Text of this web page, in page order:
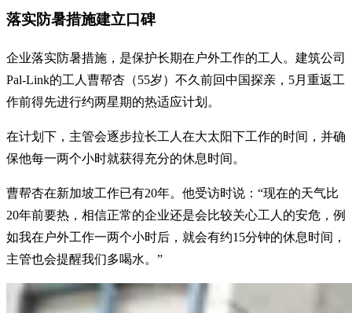
落实防暑措施建立口碑
企业落实防暑措施，是保护长期在户外工作的工人。建筑公司
Pal-Link的工人曹帮杏（55岁）不久前回中国探亲，5月重返工
作前得先进行约两星期的热适应计划。
在计划下，主管会逐步拉长工人在大太阳下工作的时间，并确
保他每一两个小时就获得充分的休息时间。
曹帮杏在新加坡工作已有20年。他受访时说：“现在的天气比
20年前要热，相信正常的企业还是会比较关心工人的安危，例
如我在户外工作一两个小时后，就会有约15分钟的休息时间，
主管也会提醒我们多喝水。”